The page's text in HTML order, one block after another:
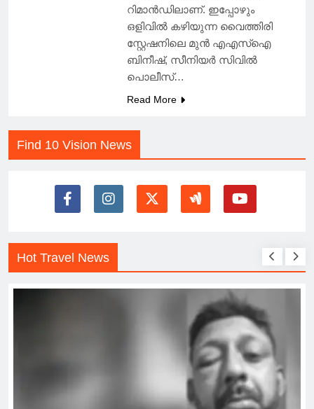
റിമാൻഡിലാണ്. ഇപ്പോഴും
ഒളിവിൽ കഴിയുന്ന വൈത്തിരി
സ്റ്റേഷനിലെ മുൻ എഎസ്ഐ
ബിനീഷ്, സീനിയർ സിവിൽ
പൊലീസ്…
Read More
Find 10 Vision News
Hot Travel News